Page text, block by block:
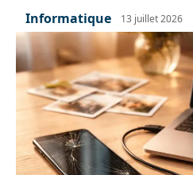
Informatique 13 juillet 2026